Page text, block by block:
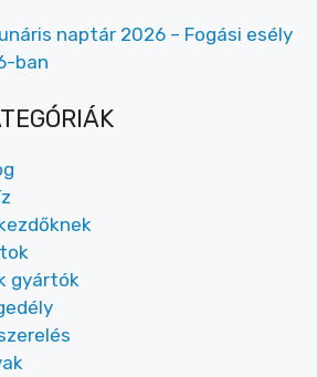
naptár 2026 – Fogási esély
ban
gyártók